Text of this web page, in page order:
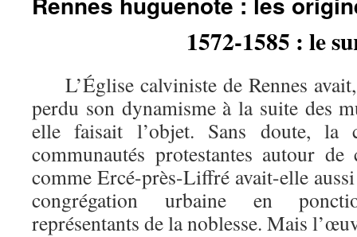
1572-1585 : le
L’Église calviniste de Rennes
perdu son dynamisme à la suite des
elle faisait l’objet. Sans doute, la
communautés protestantes autour
comme Ercé-près-Liffré avait-elle
congrégation urbaine en
représentants de la noblesse. Mais